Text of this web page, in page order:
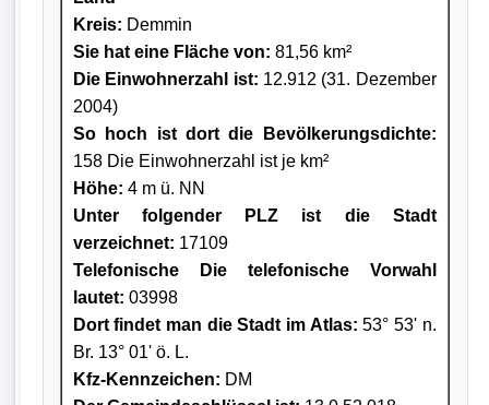
Kreis: Demmin
Sie hat eine Fläche von: 81,56 km²
Die Einwohnerzahl ist: 12.912 (31. Dezember
2004)
So hoch ist dort die Bevölkerungsdichte:
158 Die Einwohnerzahl ist je km²
Höhe: 4 m ü. NN
Unter folgender PLZ ist die Stadt
verzeichnet: 17109
Telefonische Die telefonische Vorwahl
lautet: 03998
Dort findet man die Stadt im Atlas: 53° 53' n.
Br. 13° 01' ö. L.
Kfz-Kennzeichen: DM